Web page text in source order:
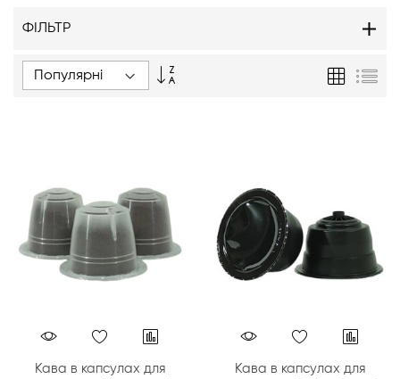
ФІЛЬТР
у
Таблиця
Кава в капсулах для
Кава в капсулах для